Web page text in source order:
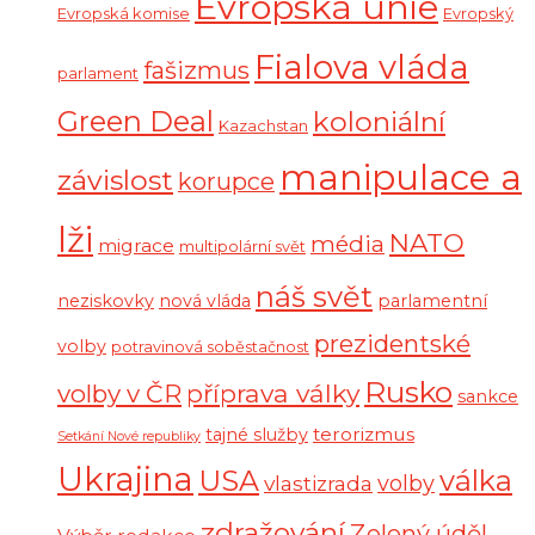
Evropská komise Evropský
parlament fašizmus Fialova vláda
Green Deal Kazachstan koloniální
závislost korupce manipulace a
lži migrace multipolární svět média NATO
neziskovky nová vláda náš svět parlamentní
volby potravinová soběstačnost prezidentské
volby v ČR příprava války Rusko sankce
Setkání Nové republiky tajné služby terorizmus
Ukrajina USAvlastizrada volbyválka